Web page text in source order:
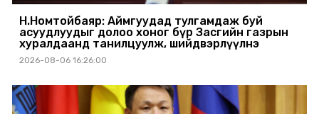
Н.Номтойбаяр: Аймгуудад тулгамдаж буй
асуудлуудыг долоо хоног бүр Засгийн газрын
хуралдаанд танилцуулж, шийдвэрлүүлнэ
2026-08-06 16:26:00